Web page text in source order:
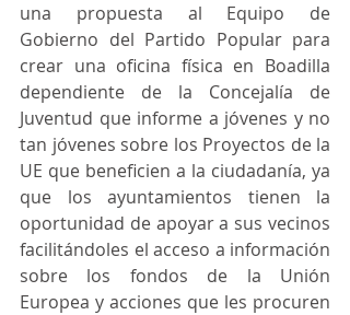
una propuesta al Equipo de
Gobierno del Partido Popular para
crear una oficina física en Boadilla
dependiente de la Concejalía de
Juventud que informe a jóvenes y no
tan jóvenes sobre los Proyectos de la
UE que beneficien a la ciudadanía, ya
que los ayuntamientos tienen la
oportunidad de apoyar a sus vecinos
facilitándoles el acceso a información
sobre los fondos de la Unión
Europea y acciones que les procuren